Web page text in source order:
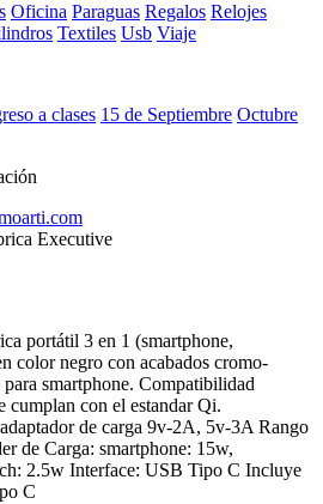
Oficina Paraguas Regalos Relojes
Textiles Usb Viaje
a clases 15 de Septiembre Octubre
Executive
portátil 3 en 1 (smartphone,
color negro con acabados cromo-
smartphone. Compatibilidad
cumplan con el estandar Qi.
de carga 9v-2A, 5v-3A Rango
de Carga: smartphone: 15w,
2.5w Interface: USB Tipo C Incluye
C